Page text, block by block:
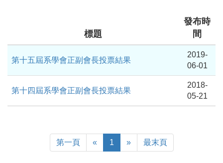
標題
發布時
間
第十五屆系學會正副會長投票結果
2019-
06-01
第十四屆系學會正副會長投票結果
2018-
05-21
第一頁First
Page
«Previous
1 »Next最末頁Last
Page